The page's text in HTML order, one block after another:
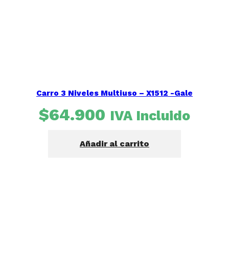
Carro 3 Niveles Multiuso – X1512 -Gale
$64.900 IVA Incluido
Añadir al carrito